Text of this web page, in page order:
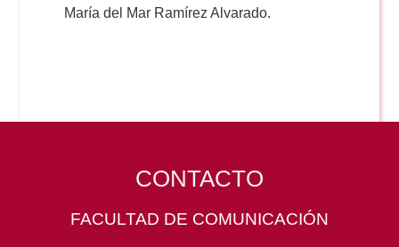
María del Mar Ramírez Alvarado.
CONTACTO
FACULTAD DE COMUNICACIÓN